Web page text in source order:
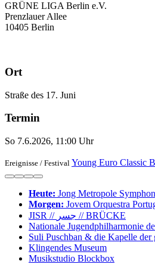
GRÜNE LIGA Berlin e.V.
Prenzlauer Allee
10405 Berlin
Ort
Straße des 17. Juni
Termin
So 7.6.2026, 11:00 Uhr
Ereignisse / Festival Young Euro Classic
Heute: Jong Metro­pole
Morgen: Jovem Orques­tra
JISR // جسر // BRÜCKE
Nationale Jugend­philharmonie
Suli Pusch­ban & die Ka­pelle
Klingendes Museum
Musikstudio Blockbox